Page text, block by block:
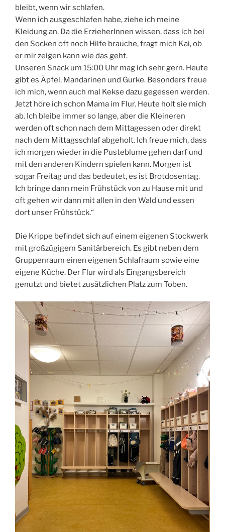
bleibt, wenn wir schlafen.
Wenn ich ausgeschlafen habe, ziehe ich meine
Kleidung an. Da die ErzieherInnen wissen, dass ich bei
den Socken oft noch Hilfe brauche, fragt mich Kai, ob
er mir zeigen kann wie das geht.
Unseren Snack um 15:00 Uhr mag ich sehr gern. Heute
gibt es Äpfel, Mandarinen und Gurke. Besonders freue
ich mich, wenn auch mal Kekse dazu gegessen werden.
Jetzt höre ich schon Mama im Flur. Heute holt sie mich
ab. Ich bleibe immer so lange, aber die Kleineren
werden oft schon nach dem Mittagessen oder direkt
nach dem Mittagsschlaf abgeholt. Ich freue mich, dass
ich morgen wieder in die Pusteblume gehen darf und
mit den anderen Kindern spielen kann. Morgen ist
sogar Freitag und das bedeutet, es ist Brotdosentag.
Ich bringe dann mein Frühstück von zu Hause mit und
oft gehen wir dann mit allen in den Wald und essen
dort unser Frühstück.“
Die Krippe befindet sich auf einem eigenen Stockwerk
mit großzügigem Sanitärbereich. Es gibt neben dem
Gruppenraum einen eigenen Schlafraum sowie eine
eigene Küche. Der Flur wird als Eingangsbereich
genutzt und bietet zusätzlichen Platz zum Toben.